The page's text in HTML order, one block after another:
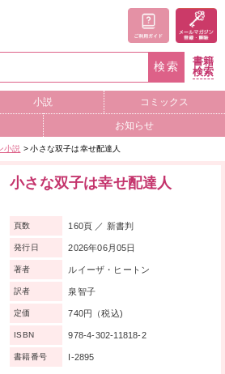
検索
書籍
検索
小説 コミックス
お知らせ
小説 小さな双子は幸せ配達人
小さな双子は幸せ配達人
頁数 160頁 ／ 新書判
発行日 2026年06月05日
著者 ルイーザ・ヒートン
訳者 泉智子
定価 740円（税込)
ISBN 978-4-302-11818-2
書籍番号 I-2895